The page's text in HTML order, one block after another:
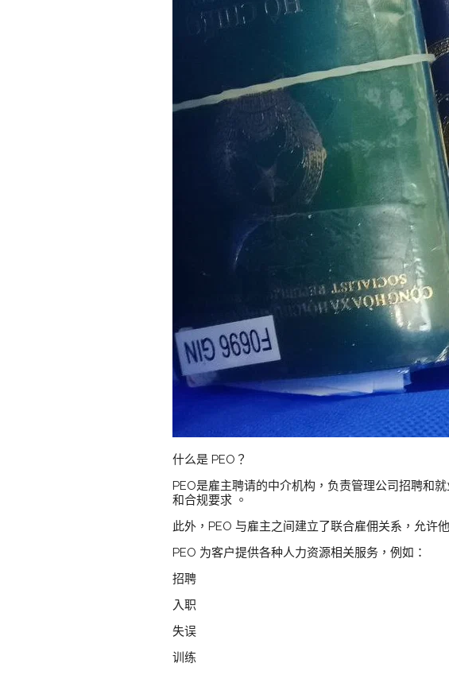
什么是 PEO？
PEO是雇主聘请的中介机构，负责管理公司招聘和
和合规要求 。
此外，PEO 与雇主之间建立了联合雇佣关系，允许
PEO 为客户提供各种人力资源相关服务，例如：
招聘
入职
失误
训练